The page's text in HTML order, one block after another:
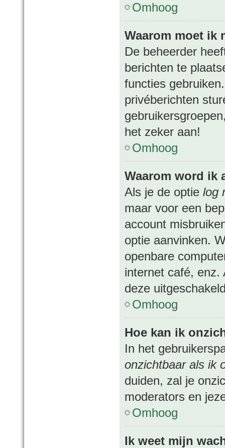
Omhoog
Waarom moet ik
De beheerder
berichten te
functies
privéberichten
het zeker aan!
Omhoog
Waarom word ik
Als je de optie log
maar voor een
account
optie aanvinken.
openbare
internet café, enz.
deze
Omhoog
Hoe kan ik
In het
onzichtbaar als ik
duiden, zal je
moderators en
Omhoog
Ik weet mijn